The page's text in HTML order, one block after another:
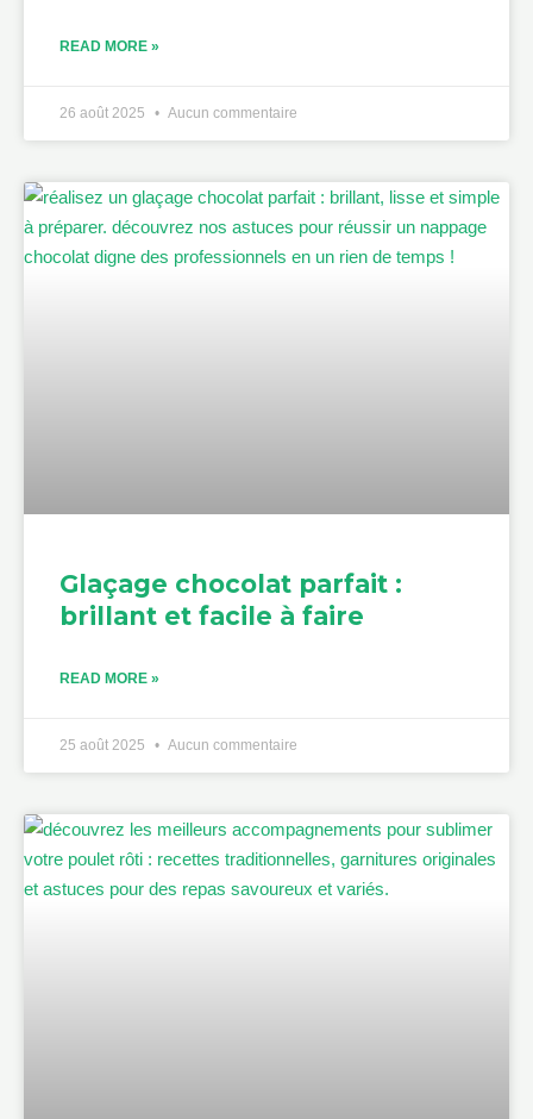
READ MORE »
26 août 2025 Aucun commentaire
Glaçage chocolat parfait :
brillant et facile à faire
READ MORE »
25 août 2025 Aucun commentaire